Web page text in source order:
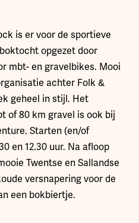
is er voor de sportieve
opgezet door
mbt- en gravelbikes. Mooi
achter Folk &
geheel in stijl. Het
of 80 km gravel is ook bij
Starten (en/of
en 12.30 uur. Na afloop
Twentse en Sallandse
versnapering voor de
een bokbiertje.